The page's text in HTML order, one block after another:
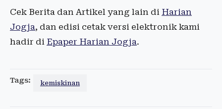
Cek Berita dan Artikel yang lain di Harian
Jogja, dan edisi cetak versi elektronik kami
hadir di Epaper Harian Jogja.
Tags: kemiskinan